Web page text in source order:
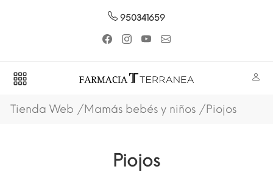
950341659
Tienda Web Mamás bebés y niños Piojos
Piojos